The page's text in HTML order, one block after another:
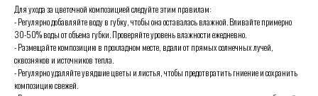
Для ухода за цветочной композицией следуйте этим правилам:
- Регулярно добавляйте воду в губку, чтобы она оставалась влажной. Вливайте примерно
30-50% воды от объема губки. Проверяйте уровень влажности ежедневно.
- Размещайте композицию в прохладном месте, вдали от прямых солнечных лучей,
сквозняков и источников тепла.
- Регулярно удаляйте увядшие цветы и листья, чтобы предотвратить гниение и сохранить
композицию свежей.